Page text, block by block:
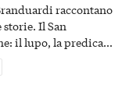
raccontano
storie. Il San
il lupo, la predica